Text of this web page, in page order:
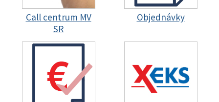
Call centrum MV
SR
Objednávky